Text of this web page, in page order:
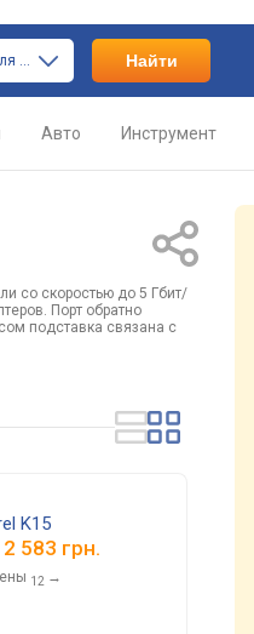
только подставки для ноутбуков Найти
Авто Инструмент
со скоростью до 5 Гбит/
Порт обратно
подставка связана с
K15
2 583 грн.
12 →